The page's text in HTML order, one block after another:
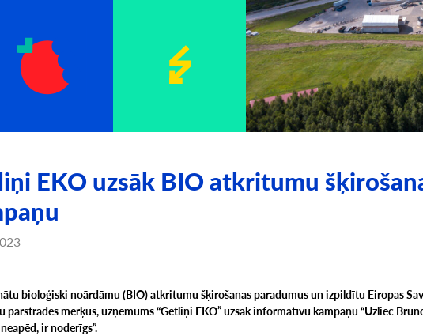
EKO uzsāk BIO atkritumu
bioloģiski noārdāmu (BIO) atkritumu šķirošanas paradumus un izpildītu Eiropas
pārstrādes mērķus, uzņēmums “Getliņi EKO” uzsāk informatīvu kampaņu “Uzliec
ir noderīgs”.